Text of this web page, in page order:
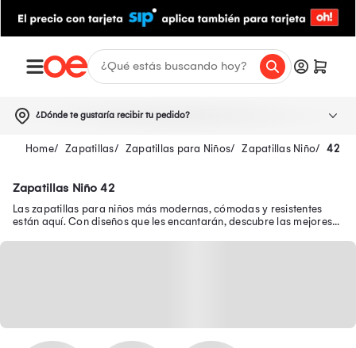
¿Dónde te gustaría recibir tu pedido?
Zapatillas Zapatillas para Niños Zapatillas Niño 42
Zapatillas Niño 42
Las zapatillas para niños más modernas, cómodas y resistentes
están aquí. Con diseños que les encantarán, descubre las mejores